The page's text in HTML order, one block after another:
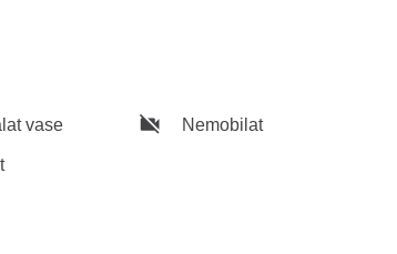
vase Nemobilat